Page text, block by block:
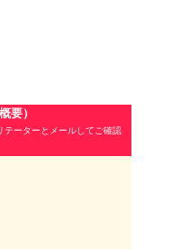
要）
ーターとメールしてご確認